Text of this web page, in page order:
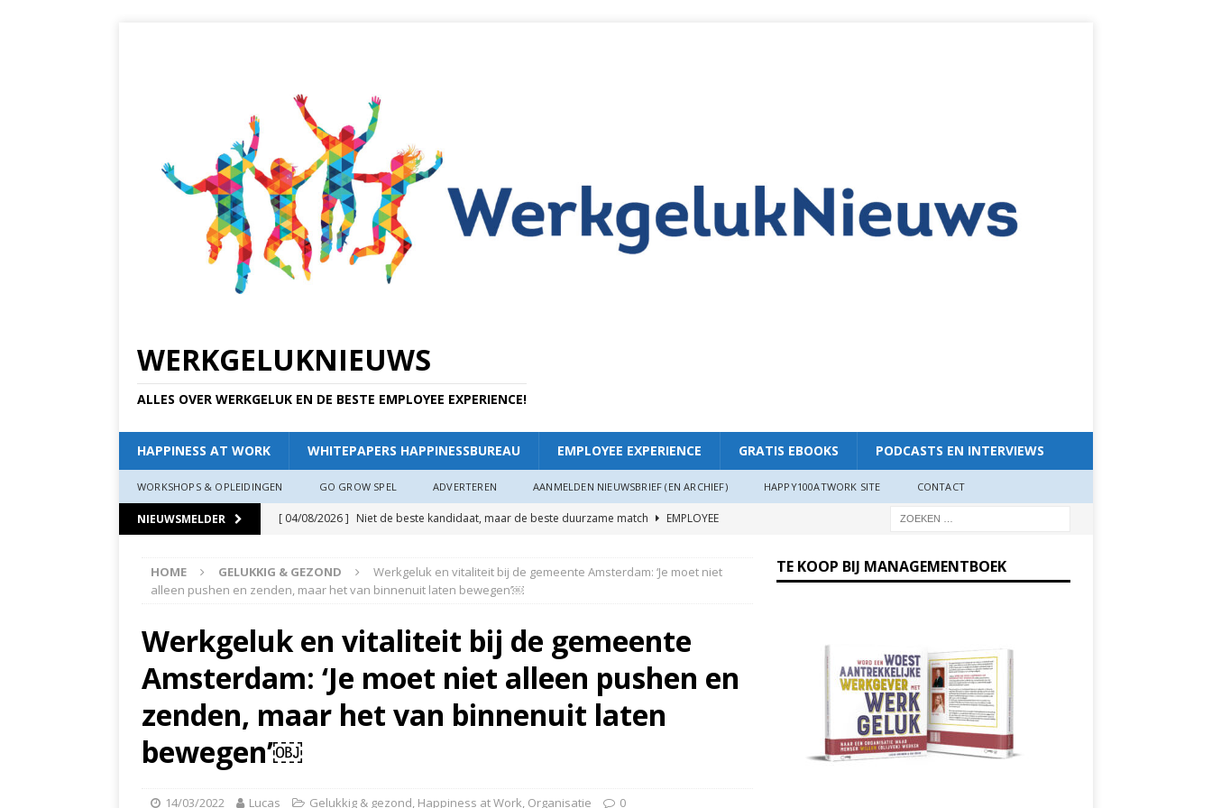
WERKGELUKNIEUWS
ALLES OVER WERKGELUK EN DE BESTE EMPLOYEE EXPERIENCE!
HAPPINESS AT WORK WHITEPAPERS HAPPINESSBUREAU EMPLOYEE EXPERIENCE GRATIS EBOOKS PODCASTS EN INTERVIEWS
WORKSHOPS & OPLEIDINGEN GO GROW SPEL ADVERTEREN AANMELDEN NIEUWSBRIEF (EN ARCHIEF) HAPPY100ATWORK SITE CONTACT
NIEUWSMELDER [ 04/08/2026 ] Niet de beste kandidaat, maar de beste duurzame match
EMPLOYEE
[ 11/07/2026 ]
De leidinggevende die echt luistert
HAPPINESS AT WORK
HAPPINESS AT WORK
[ 19/06/2026 ]
Zo creëer je meer plezier en verbinding op het werk: “Als je goed in je vel
zit, ben je veerkrach­tiger”
ARTIKEL
HAPPINESS AT WORK
HOME GELUKKIG & GEZOND
Werkgeluk en vitaliteit bij de gemeente Amsterdam: ‘Je moet niet
alleen pushen en zenden, maar het van binnenuit laten bewegen’￼
Werkgeluk en vitaliteit bij de gemeente
Amsterdam: ‘Je moet niet alleen pushen en
zenden, maar het van binnenuit laten
bewegen’￼
14/03/2022 Lucas Gelukkig & gezond, Happiness at Work, Organisatie 0
TE KOOP BIJ MANAGEMENTBOEK